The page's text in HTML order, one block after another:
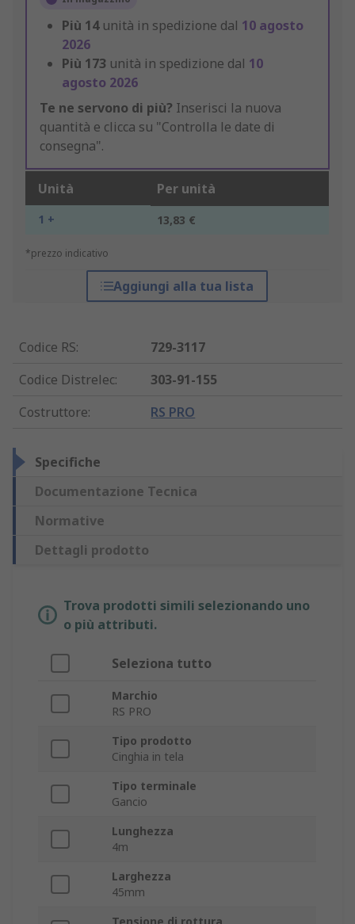
Più 14 unità in spedizione dal 10 agosto
2026
Più 173 unità in spedizione dal 10
agosto 2026
Te ne servono di più? Inserisci la nuova
quantità e clicca su "Controlla le date di
consegna".
Unità Per unità
1 + 13,83 €
*prezzo indicativo
Aggiungi alla tua lista
Codice RS:
729-3117
Codice Distrelec:
303-91-155
Costruttore: RS PRO
Specifiche
Documentazione Tecnica
Normative
Dettagli prodotto
Trova prodotti simili selezionando uno
o più attributi.
Seleziona tutto
Marchio
RS PRO
Tipo prodotto
Cinghia in tela
Tipo terminale
Gancio
Lunghezza
4m
Larghezza
45mm